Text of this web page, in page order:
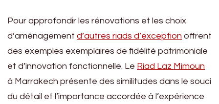
Pour approfondir les rénovations et les choix
d’aménagement d’autres riads d’exception offrent
des exemples exemplaires de fidélité patrimoniale
et d’innovation fonctionnelle. Le Riad Laz Mimoun
à Marrakech présente des similitudes dans le souci
du détail et l’importance accordée à l’expérience